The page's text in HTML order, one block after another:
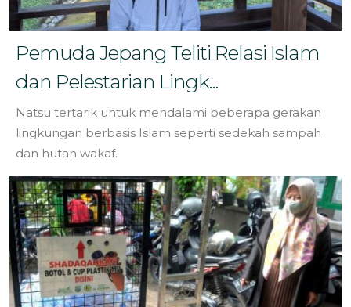
Pemuda Jepang Teliti Relasi Islam
dan Pelestarian Lingk...
Natsu tertarik untuk mendalami beberapa gerakan
lingkungan berbasis Islam seperti sedekah sampah
dan hutan wakaf.